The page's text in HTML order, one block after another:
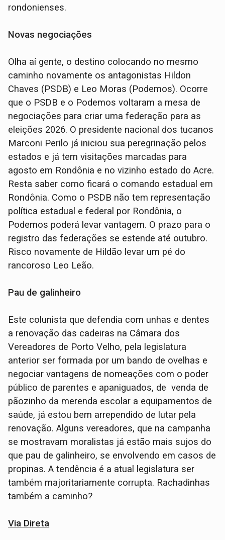
rondonienses.
Novas negociações
Olha aí gente, o destino colocando no mesmo
caminho novamente os antagonistas Hildon
Chaves (PSDB) e Leo Moras (Podemos). Ocorre
que o PSDB e o Podemos voltaram a mesa de
negociações para criar uma federação para as
eleições 2026. O presidente nacional dos tucanos
Marconi Perilo já iniciou sua peregrinação pelos
estados e já tem visitações marcadas para
agosto em Rondônia e no vizinho estado do Acre.
Resta saber como ficará o comando estadual em
Rondônia. Como o PSDB não tem representação
política estadual e federal por Rondônia, o
Podemos poderá levar vantagem. O prazo para o
registro das federações se estende até outubro.
Risco novamente de Hildão levar um pé do
rancoroso Leo Leão.
Pau de galinheiro
Este colunista que defendia com unhas e dentes
a renovação das cadeiras na Câmara dos
Vereadores de Porto Velho, pela legislatura
anterior ser formada por um bando de ovelhas e
negociar vantagens de nomeações com o poder
público de parentes e apaniguados, de venda de
pãozinho da merenda escolar a equipamentos de
saúde, já estou bem arrependido de lutar pela
renovação. Alguns vereadores, que na campanha
se mostravam moralistas já estão mais sujos do
que pau de galinheiro, se envolvendo em casos de
propinas. A tendência é a atual legislatura ser
também majoritariamente corrupta. Rachadinhas
também a caminho?
Via Direta